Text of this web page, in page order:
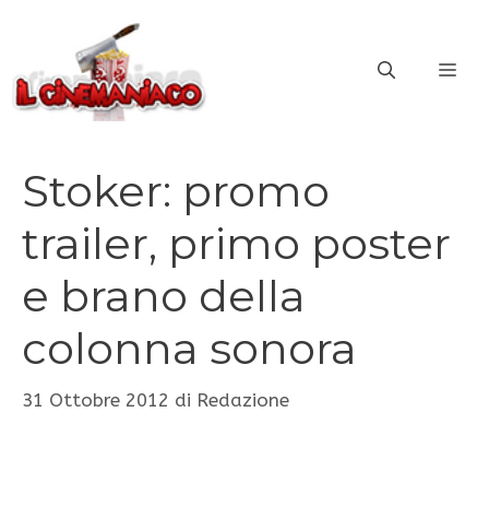
contenuto
Stoker: promo
trailer, primo poster
e brano della
colonna sonora
31 Ottobre 2012 di Redazione